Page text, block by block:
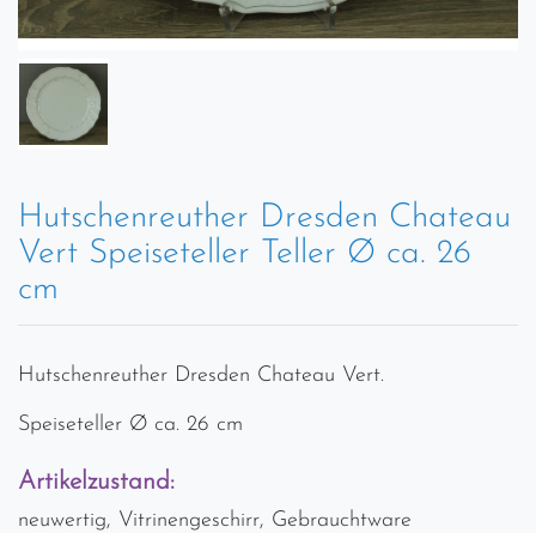
Hutschenreuther Dresden Chateau
Vert Speiseteller Teller Ø ca. 26
cm
Hutschenreuther Dresden Chateau Vert.
Speiseteller Ø ca. 26 cm
Artikelzustand:
neuwertig, Vitrinengeschirr, Gebrauchtware